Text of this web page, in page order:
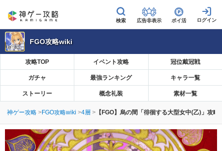
広告非表示 ポイ活
FGO攻略wiki
攻略TOP イベント攻略 冠位戴冠戦
ガチャ 最強ランキング キャラ一覧
ストーリー 概念礼装 素材一覧
神ゲー攻略 FGO攻略wiki 4層 【FGO】烏の間「徘徊する大型女中(乙)」攻